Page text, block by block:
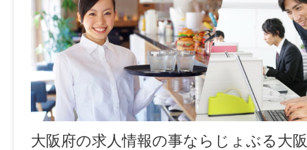
大阪府の求人情報の事ならじょぶる大